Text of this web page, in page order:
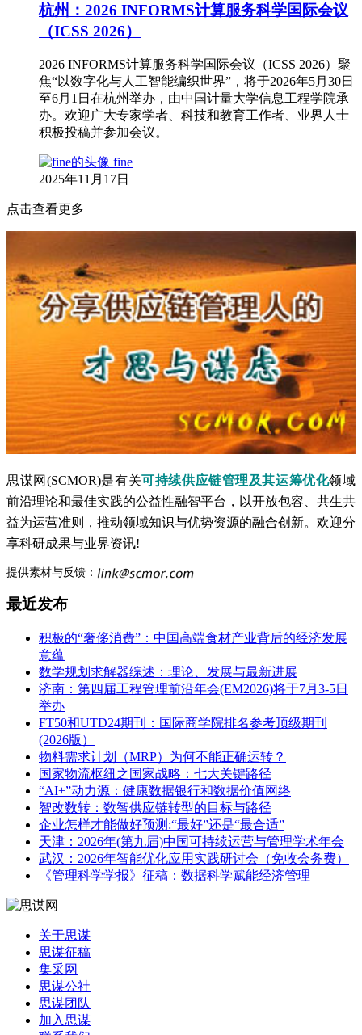
杭州：2026 INFORMS计算服务科学国际会议
（ICSS 2026）
2026 INFORMS计算服务科学国际会议（ICSS 2026）聚
焦“以数字化与人工智能编织世界”，将于2026年5月30日
至6月1日在杭州举办，由中国计量大学信息工程学院承
办。欢迎广大专家学者、科技和教育工作者、业界人士
积极投稿并参加会议。
fine
2025年11月17日
点击查看更多
思谋网(SCMOR)是有关可持续供应链管理及其运筹优化领域
前沿理论和最佳实践的公益性融智平台，以开放包容、共生共
益为运营准则，推动领域知识与优势资源的融合创新。欢迎分
享科研成果与业界资讯!
提供素材与反馈：
最近发布
积极的“奢侈消费”：中国高端食材产业背后的经济发展
意蕴
数学规划求解器综述：理论、发展与最新进展
济南：第四届工程管理前沿年会(EM2026)将于7月3-5日
举办
FT50和UTD24期刊：国际商学院排名参考顶级期刊
(2026版）
物料需求计划（MRP）为何不能正确运转？
国家物流枢纽之国家战略：七大关键路径
“AI+”动力源：健康数据银行和数据价值网络
智改数转：数智供应链转型的目标与路径
企业怎样才能做好预测:“最好”还是“最合适”
天津：2026年(第九届)中国可持续运营与管理学术年会
武汉：2026年智能优化应用实践研讨会（免收会务费）
《管理科学学报》征稿：数据科学赋能经济管理
关于思谋
思谋征稿
集采网
思谋公社
思谋团队
加入思谋